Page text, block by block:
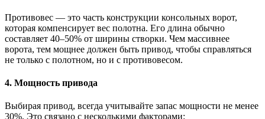
Противовес — это часть конструкции консольных ворот,
которая компенсирует вес полотна. Его длина обычно
составляет 40–50% от ширины створки. Чем массивнее
ворота, тем мощнее должен быть привод, чтобы справляться
не только с полотном, но и с противовесом.
4. Мощность привода
Выбирая привод, всегда учитывайте запас мощности не менее
30%. Это связано с несколькими факторами: